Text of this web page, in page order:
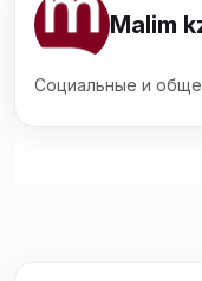
Malim
Социальные и